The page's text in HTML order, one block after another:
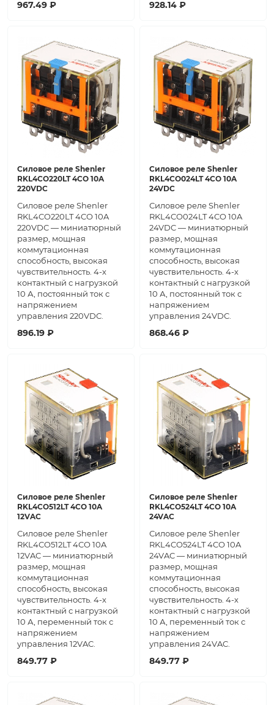
967.49 ₽ 928.14 ₽
Силовое реле Shenler
RKL4CO220LT 4CO 10A
220VDC
Силовое реле Shenler
RKL4CO220LT 4CO 10A
220VDC — миниатюрный
размер, мощная
коммутационная
способность, высокая
чувствительность. 4-х
контактный с нагрузкой
10 А, постоянный ток с
напряжением
управления 220VDC.
896.19 ₽
Силовое реле Shenler
RKL4CO024LT 4CO 10A
24VDC
Силовое реле Shenler
RKL4CO024LT 4CO 10A
24VDC — миниатюрный
размер, мощная
коммутационная
способность, высокая
чувствительность. 4-х
контактный с нагрузкой
10 А, постоянный ток с
напряжением
управления 24VDC.
868.46 ₽
Силовое реле Shenler
RKL4CO512LT 4CO 10A
12VAC
Силовое реле Shenler
RKL4CO512LT 4CO 10A
12VAC — миниатюрный
размер, мощная
коммутационная
способность, высокая
чувствительность. 4-х
контактный с нагрузкой
10 А, переменный ток с
напряжением
управления 12VAC.
849.77 ₽
Силовое реле Shenler
RKL4CO524LT 4CO 10A
24VAC
Силовое реле Shenler
RKL4CO524LT 4CO 10A
24VAC — миниатюрный
размер, мощная
коммутационная
способность, высокая
чувствительность. 4-х
контактный с нагрузкой
10 А, переменный ток с
напряжением
управления 24VAC.
849.77 ₽